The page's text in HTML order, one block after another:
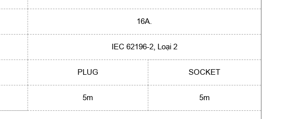
16A.
IEC 62196-2, Loại 2
PLUG SOCKET
5m 5m